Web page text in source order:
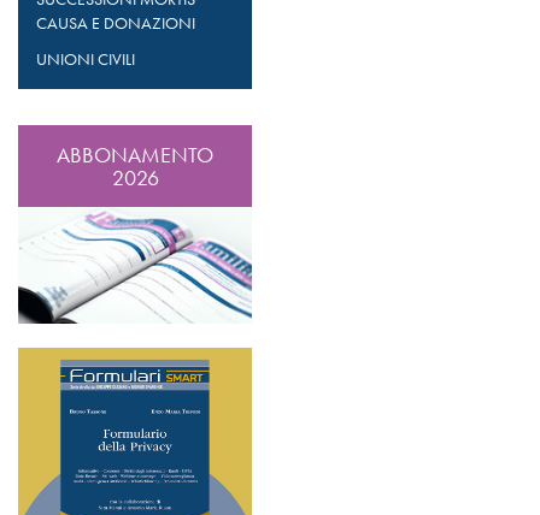
CAUSA E DONAZIONI
UNIONI CIVILI
ABBONAMENTO
2026